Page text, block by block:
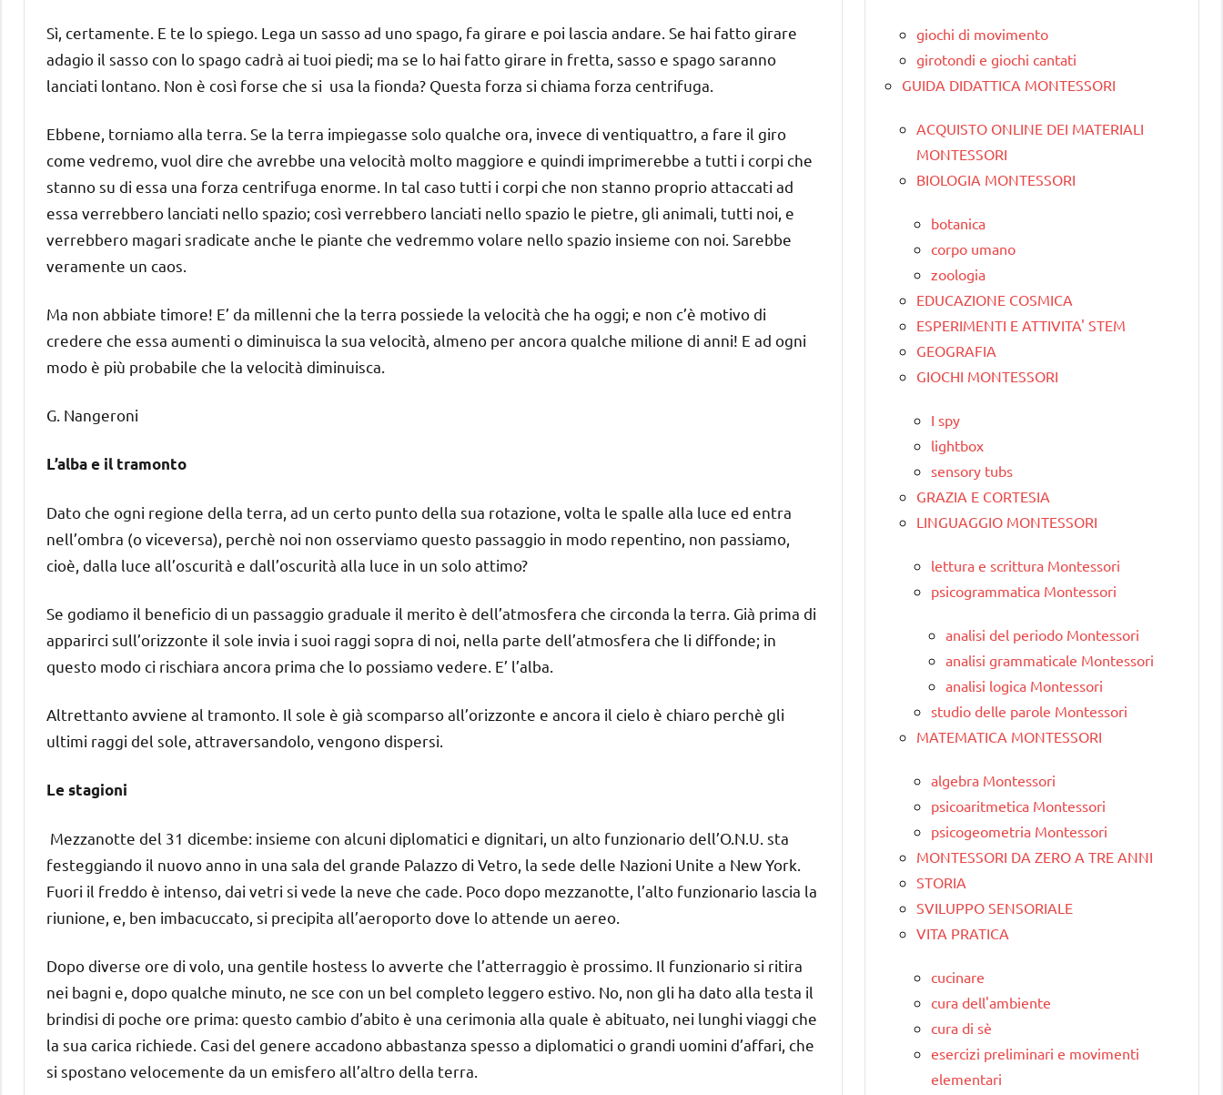
Sì, certamente. E te lo spiego. Lega un sasso ad uno spago, fa girare e poi lascia andare. Se hai fatto girare
adagio il sasso con lo spago cadrà ai tuoi piedi; ma se lo hai fatto girare in fretta, sasso e spago saranno
lanciati lontano. Non è così forse che si usa la fionda? Questa forza si chiama forza centrifuga.
Ebbene, torniamo alla terra. Se la terra impiegasse solo qualche ora, invece di ventiquattro, a fare il giro
come vedremo, vuol dire che avrebbe una velocità molto maggiore e quindi imprimerebbe a tutti i corpi che
stanno su di essa una forza centrifuga enorme. In tal caso tutti i corpi che non stanno proprio attaccati ad
essa verrebbero lanciati nello spazio; così verrebbero lanciati nello spazio le pietre, gli animali, tutti noi, e
verrebbero magari sradicate anche le piante che vedremmo volare nello spazio insieme con noi. Sarebbe
veramente un caos.
Ma non abbiate timore! E’ da millenni che la terra possiede la velocità che ha oggi; e non c’è motivo di
credere che essa aumenti o diminuisca la sua velocità, almeno per ancora qualche milione di anni! E ad ogni
modo è più probabile che la velocità diminuisca.
G. Nangeroni
L’alba e il tramonto
Dato che ogni regione della terra, ad un certo punto della sua rotazione, volta le spalle alla luce ed entra
nell’ombra (o viceversa), perchè noi non osserviamo questo passaggio in modo repentino, non passiamo,
cioè, dalla luce all’oscurità e dall’oscurità alla luce in un solo attimo?
Se godiamo il beneficio di un passaggio graduale il merito è dell’atmosfera che circonda la terra. Già prima di
apparirci sull’orizzonte il sole invia i suoi raggi sopra di noi, nella parte dell’atmosfera che li diffonde; in
questo modo ci rischiara ancora prima che lo possiamo vedere. E’ l’alba.
Altrettanto avviene al tramonto. Il sole è già scomparso all’orizzonte e ancora il cielo è chiaro perchè gli
ultimi raggi del sole, attraversandolo, vengono dispersi.
Le stagioni
Mezzanotte del 31 dicembe: insieme con alcuni diplomatici e dignitari, un alto funzionario dell’O.N.U. sta
festeggiando il nuovo anno in una sala del grande Palazzo di Vetro, la sede delle Nazioni Unite a New York.
Fuori il freddo è intenso, dai vetri si vede la neve che cade. Poco dopo mezzanotte, l’alto funzionario lascia la
riunione, e, ben imbacuccato, si precipita all’aeroporto dove lo attende un aereo.
Dopo diverse ore di volo, una gentile hostess lo avverte che l’atterraggio è prossimo. Il funzionario si ritira
nei bagni e, dopo qualche minuto, ne sce con un bel completo leggero estivo. No, non gli ha dato alla testa il
brindisi di poche ore prima: questo cambio d’abito è una cerimonia alla quale è abituato, nei lunghi viaggi che
la sua carica richiede. Casi del genere accadono abbastanza spesso a diplomatici o grandi uomini d’affari, che
si spostano velocemente da un emisfero all’altro della terra.
giochi di movimento
girotondi e giochi cantati
GUIDA DIDATTICA MONTESSORI
ACQUISTO ONLINE DEI MATERIALI
MONTESSORI
BIOLOGIA MONTESSORI
botanica
corpo umano
zoologia
EDUCAZIONE COSMICA
ESPERIMENTI E ATTIVITA' STEM
GEOGRAFIA
GIOCHI MONTESSORI
I spy
lightbox
sensory tubs
GRAZIA E CORTESIA
LINGUAGGIO MONTESSORI
lettura e scrittura Montessori
psicogrammatica Montessori
analisi del periodo Montessori
analisi grammaticale Montessori
analisi logica Montessori
studio delle parole Montessori
MATEMATICA MONTESSORI
algebra Montessori
psicoaritmetica Montessori
psicogeometria Montessori
MONTESSORI DA ZERO A TRE ANNI
STORIA
SVILUPPO SENSORIALE
VITA PRATICA
cucinare
cura dell'ambiente
cura di sè
esercizi preliminari e movimenti
elementari